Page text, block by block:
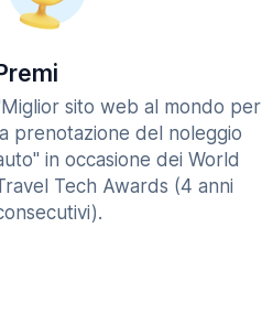
sito web al mondo per
la prenotazione del noleggio
in occasione dei World
Tech Awards (4 anni